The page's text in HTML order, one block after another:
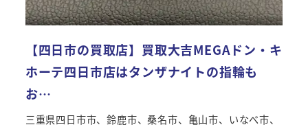
【四日市の買取店】買取大吉MEGAドン・キ
ホーテ四日市店はタンザナイトの指輪も
お…
三重県四日市市、鈴鹿市、桑名市、亀山市、いなべ市、